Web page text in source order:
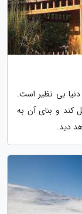
بی نظیر است.
را تحمل کند و بنای آن به
دید.